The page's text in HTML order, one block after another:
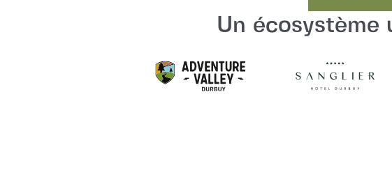
Demander
Un écosystème